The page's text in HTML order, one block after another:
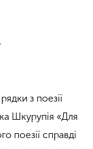
рядки з поезії
Шкурупія «Для
поезії справді